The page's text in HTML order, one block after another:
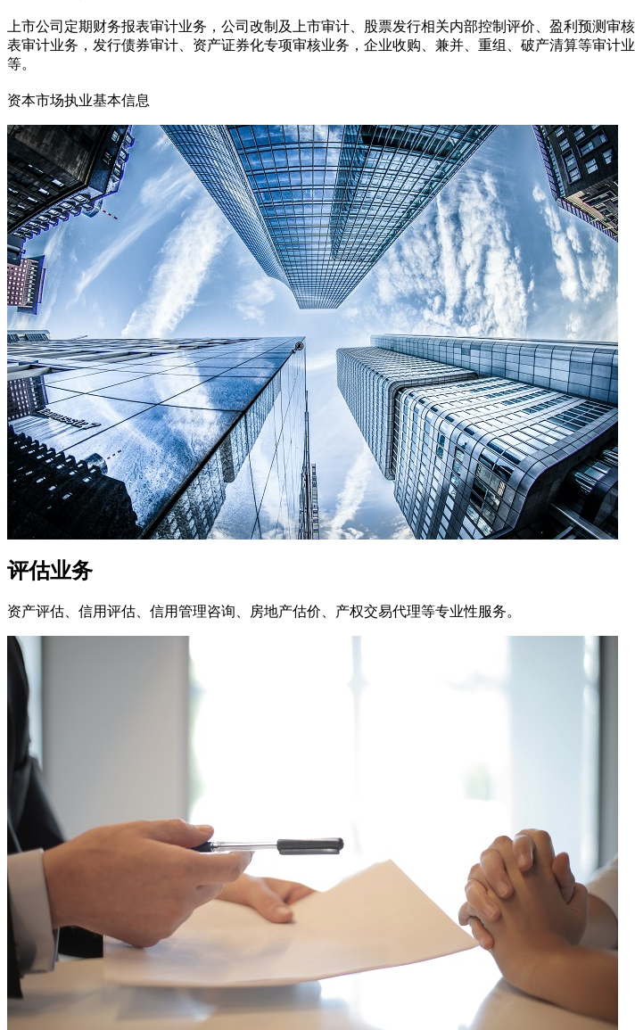
上市公司定期财务报表审计业务，公司改制及上市审计、股票发行相关内部控制评价、盈利预测
表审计业务，发行债券审计、资产证券化专项审核业务，企业收购、兼并、重组、破产清算等审
等。
资本市场执业基本信息
评估业务
资产评估、信用评估、信用管理咨询、房地产估价、产权交易代理等专业性服务。